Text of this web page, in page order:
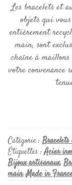
Les bracelets et
objets qui
entièrement
main, sont
chaîne à
votre convenance
Catégorie : Bracelets
Étiquettes :Acier
Bijoux artisanaux,
main,Made in